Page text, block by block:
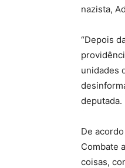
nazista,
“Depois
unidades
deputada.
De
Combate
coisas,